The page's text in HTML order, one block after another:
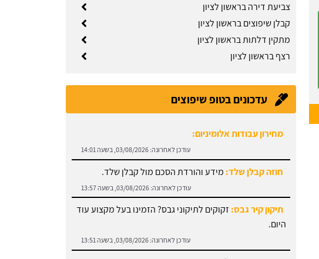
צביעת דירה בראשון לציון
קבלן שיפוצים בראשון לציון
מתקין דלתות בראשון לציון
רצף בראשון לציון
עדכונים בטופ שיפוצים
חוזה קבלן שלד:מידע והורדת הסכם מול קבלן שלד.
עודכן לאחרונה: 03/08/2026, בשעה 13:57
תיקון קיר גבס:זקוקים לתיקוני גבס? הזמינו בעל מקצוע עוד
מחירון ריצוף:
עודכן לאחרונה: 03/08/2026, בשעה 13:43